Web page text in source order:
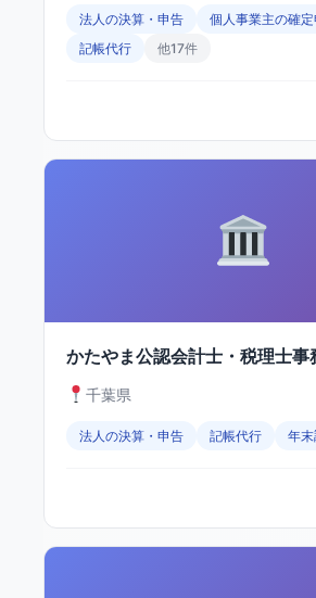
法人の決算・申告
個人事業主の確
記帳代行
他17件
かたやま公認会計士・税理士事
千葉県
法人の決算・申告 記帳代行 年